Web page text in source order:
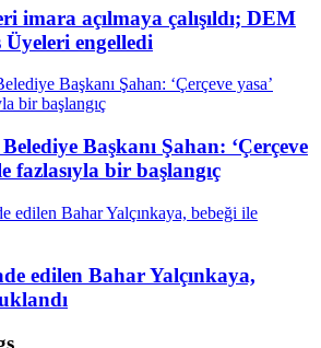
imara açılmaya çalışıldı; DEM
engelledi
Başkanı Şahan: ‘Çerçeve
fazlasıyla bir başlangıç
edilen Bahar Yalçınkaya,